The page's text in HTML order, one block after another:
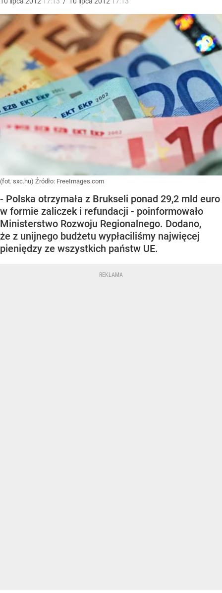
(fot. sxc.hu) Źródło: FreeImages.com
- Polska otrzymała z Brukseli ponad 29,2 mld euro
w formie zaliczek i refundacji - poinformowało
Ministerstwo Rozwoju Regionalnego. Dodano,
że z unijnego budżetu wypłaciliśmy najwięcej
pieniędzy ze wszystkich państw UE.